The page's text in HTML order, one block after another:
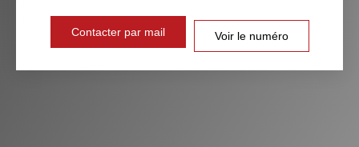
Contacter par mail Voir le numéro